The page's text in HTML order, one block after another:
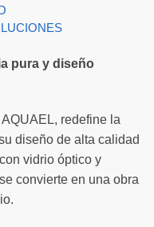
pura y diseño
redefine la
diseño de alta calidad
vidrio óptico y
convierte en una obra